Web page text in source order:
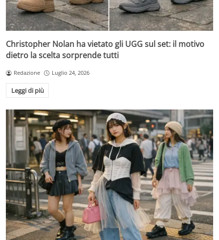
Christopher Nolan ha vietato gli UGG sul set: il motivo
dietro la scelta sorprende tutti
Redazione Luglio 24, 2026
Leggi di più